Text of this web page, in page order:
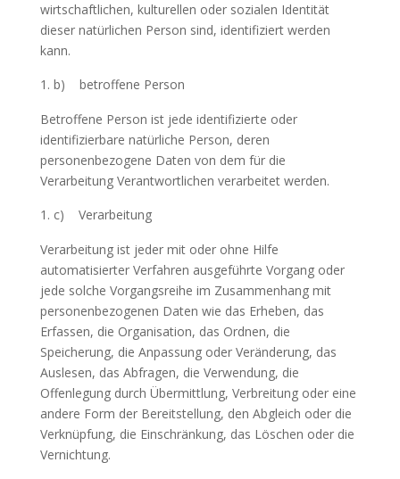
wirtschaftlichen, kulturellen oder sozialen Identität
dieser natürlichen Person sind, identifiziert werden
kann.
b) betroffene Person
Betroffene Person ist jede identifizierte oder
identifizierbare natürliche Person, deren
personenbezogene Daten von dem für die
Verarbeitung Verantwortlichen verarbeitet werden.
c) Verarbeitung
Verarbeitung ist jeder mit oder ohne Hilfe
automatisierter Verfahren ausgeführte Vorgang oder
jede solche Vorgangsreihe im Zusammenhang mit
personenbezogenen Daten wie das Erheben, das
Erfassen, die Organisation, das Ordnen, die
Speicherung, die Anpassung oder Veränderung, das
Auslesen, das Abfragen, die Verwendung, die
Offenlegung durch Übermittlung, Verbreitung oder eine
andere Form der Bereitstellung, den Abgleich oder die
Verknüpfung, die Einschränkung, das Löschen oder die
Vernichtung.